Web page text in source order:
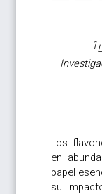
1
Los
en
papel
su